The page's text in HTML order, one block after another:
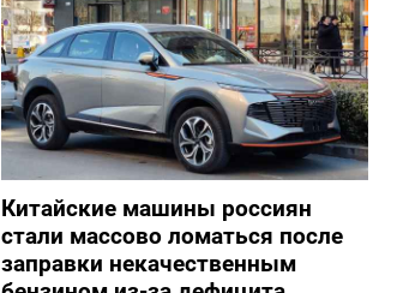
Китайские машины россиян
стали массово ломаться после
заправки некачественным